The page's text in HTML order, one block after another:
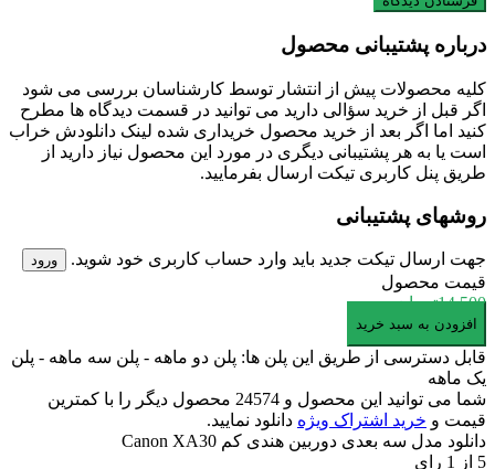
درباره پشتیبانی محصول
کلیه محصولات پیش از انتشار توسط کارشناسان بررسی می شود
اگر قبل از خرید سؤالی دارید می توانید در قسمت دیدگاه ها مطرح
کنید اما اگر بعد از خرید محصول خریداری شده لینک دانلودش خراب
است یا به هر پشتیبانی دیگری در مورد این محصول نیاز دارید از
طریق پنل کاربری تیکت ارسال بفرمایید.
روشهای پشتیبانی
جهت ارسال تیکت جدید باید وارد حساب کاربری خود شوید. ورود
قیمت محصول
14,500تومان
دانلود
مدل
سه
بعدی
دوربین
هندی
کم
افزودن به سبد خرید
قابل دسترسی از طریق این پلن ها: پلن دو ماهه - پلن سه ماهه - پلن
یک ماهه
شما می توانید این محصول و 24574 محصول دیگر را با کمترین
قیمت و خرید اشتراک ویژه دانلود نمایید.
دانلود مدل سه بعدی دوربین هندی کم Canon XA30
5 از 1 رای